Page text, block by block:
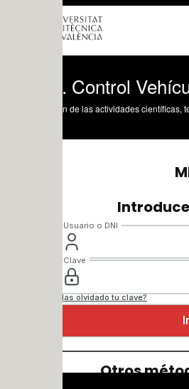
Control Vehículo
de las actividades científicas, tecnológicas y